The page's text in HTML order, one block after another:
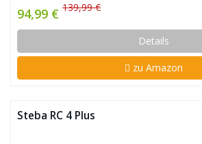
94,99 € 139,99 €
Details
zu Amazon
Steba RC 4 Plus